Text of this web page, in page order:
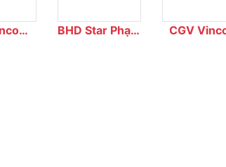
BHD Star Phạm
CGV